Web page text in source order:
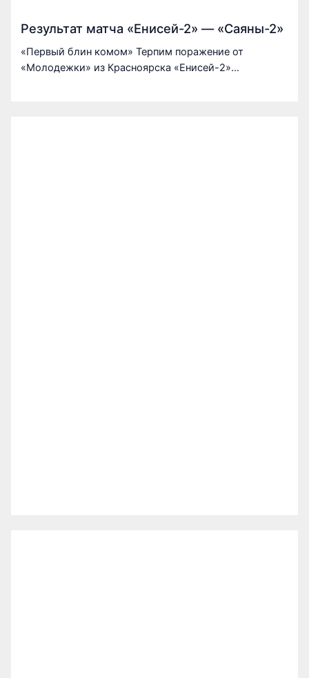
Результат матча «Енисей-2» — «Саяны-2»
«Первый блин комом» Терпим поражение от
«Молодежки» из Красноярска «Енисей-2»…